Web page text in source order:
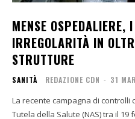
MENSE OSPEDALIERE,
IRREGOLARITÀ IN
STRUTTURE
SANITÀ REDAZIONE CDN - 31
La recente campagna di controlli
Tutela della Salute (NAS) tra il 19